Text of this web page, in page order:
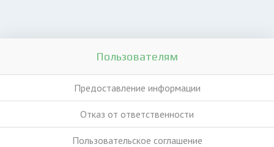
Пользователям
Предоставление информации
Отказ от ответственности
Пользовательское соглашение